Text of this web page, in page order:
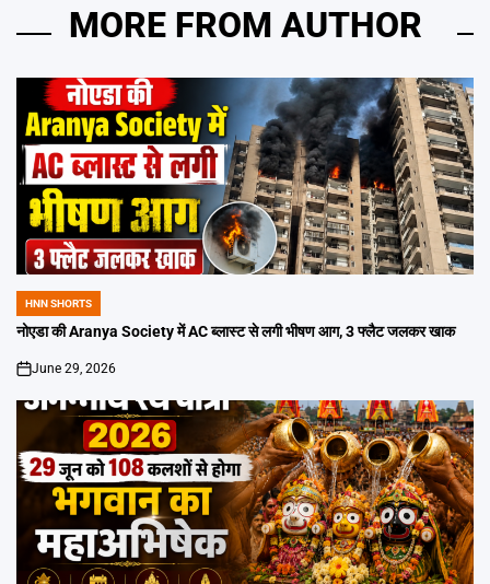
MORE FROM AUTHOR
POSTED
IN
HNN SHORTS
नोएडा की Aranya Society में AC ब्लास्ट से लगी भीषण आग, 3 फ्लैट जलकर खाक
on
June 29, 2026